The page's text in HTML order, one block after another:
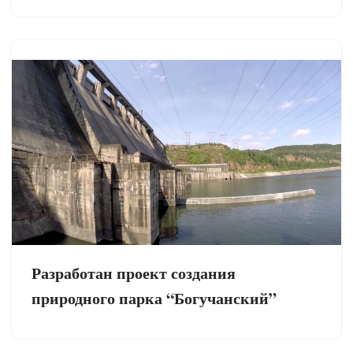
Разработан проект создания
природного парка “Богучанский”